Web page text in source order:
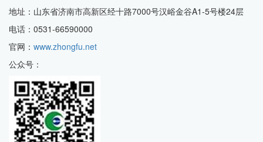
地址：山东省济南市高新区经十路7000号汉峪金谷A1-5号楼24层
电话：0531-66590000
官网： www.zhongfu.net
公众号：